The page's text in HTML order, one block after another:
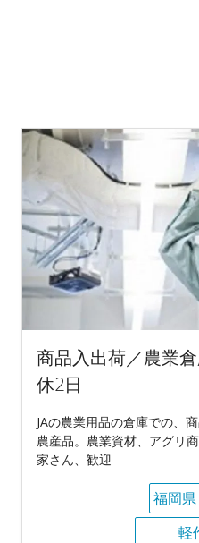
商品入出荷／農業
休2日
JAの農業用品の倉庫での、
農産品。農業資材、アグリ
家さん、歓迎
福岡県
軽